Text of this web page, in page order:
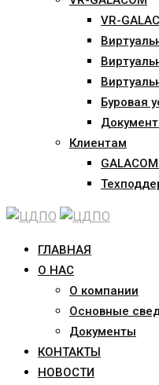
VR-
Буровая
Клиентам
ГЛАВНАЯ
О НАС
О компании
Основные
Документы
КОНТАКТЫ
НОВОСТИ